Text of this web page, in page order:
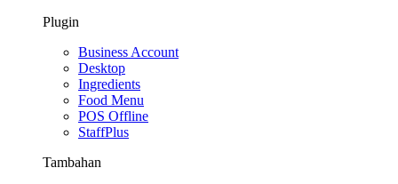
Plugin
Business Account
Desktop
Ingredients
Food Menu
POS Offline
StaffPlus
Tambahan